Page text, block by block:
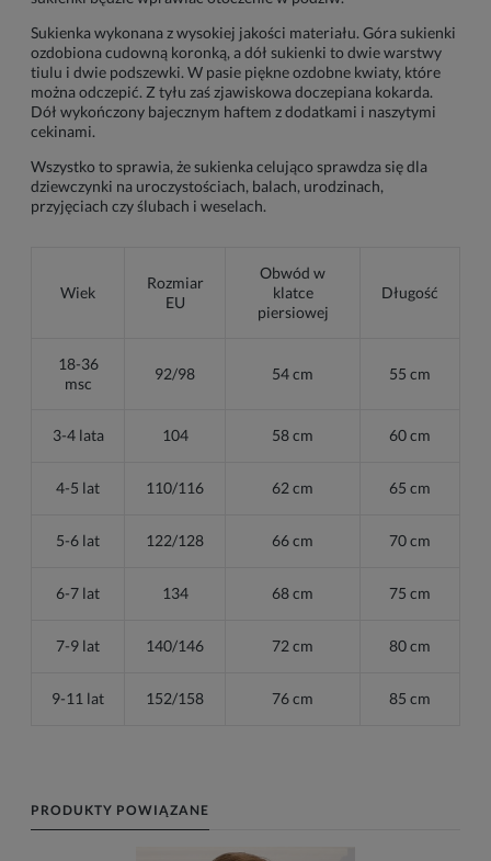
Sukienka wykonana z wysokiej jakości materiału. Góra sukienki
ozdobiona cudowną koronką, a dół sukienki to dwie warstwy
tiulu i dwie podszewki. W pasie piękne ozdobne kwiaty, które
można odczepić. Z tyłu zaś zjawiskowa doczepiana kokarda.
Dół wykończony bajecznym haftem z dodatkami i naszytymi
cekinami.
Wszystko to sprawia, że sukienka celująco sprawdza się dla
dziewczynki na uroczystościach, balach, urodzinach,
przyjęciach czy ślubach i weselach.
Wiek
Rozmiar
EU
Obwód w
klatce
piersiowej
Długość
18-36
msc
92/98 54 cm 55 cm
3-4 lata 104 58 cm 60 cm
4-5 lat 110/116 62 cm 65 cm
5-6 lat 122/128 66 cm 70 cm
6-7 lat 134 68 cm 75 cm
7-9 lat 140/146 72 cm 80 cm
9-11 lat 152/158 76 cm 85 cm
PRODUKTY POWIĄZANE